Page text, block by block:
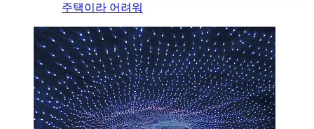
주택이라 어려워